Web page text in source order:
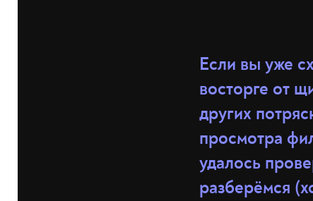
Если вы уже
восторге от
других
просмотра
удалось
разберёмся